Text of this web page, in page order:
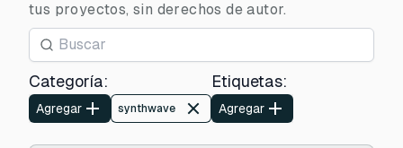
tus proyectos, sin derechos de autor.
Categoría:
Agregar synthwave
Etiquetas:
Agregar